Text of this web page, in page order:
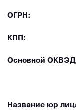
ОГРН:
КПП:
Основной
Название юр